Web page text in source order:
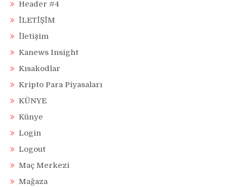
Header #4
İLETİŞİM
İletişim
Kanews Insight
Kısakodlar
Kripto Para Piyasaları
KÜNYE
Künye
Login
Logout
Maç Merkezi
Mağaza